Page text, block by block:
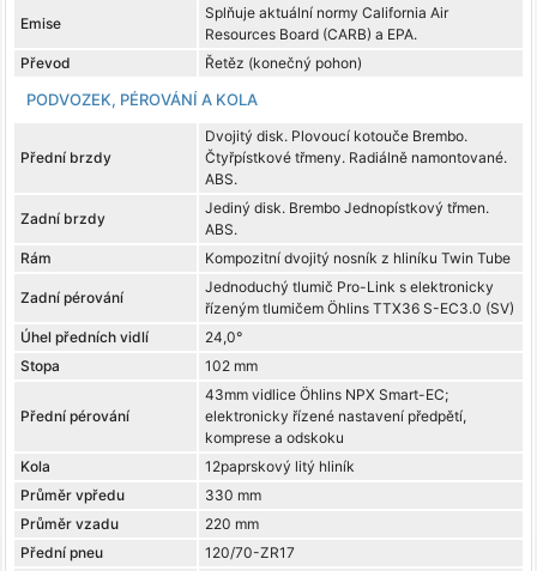
Emise
Splňuje aktuální normy California Air
Resources Board (CARB) a EPA.
Převod
Řetěz (konečný pohon)
PODVOZEK, PÉROVÁNÍ A KOLA
Přední brzdy
Dvojitý disk. Plovoucí kotouče Brembo.
Čtyřpístkové třmeny. Radiálně namontované.
ABS.
Zadní brzdy
Jediný disk. Brembo Jednopístkový třmen.
ABS.
Rám
Kompozitní dvojitý nosník z hliníku Twin Tube
Zadní pérování
Jednoduchý tlumič Pro-Link s elektronicky
řízeným tlumičem Öhlins TTX36 S-EC3.0 (SV)
Úhel předních vidlí
24,0°
Stopa
102 mm
Přední pérování
43mm vidlice Öhlins NPX Smart-EC;
elektronicky řízené nastavení předpětí,
komprese a odskoku
Kola
12paprskový litý hliník
Průměr vpředu
330 mm
Průměr vzadu
220 mm
Přední pneu
120/70-ZR17